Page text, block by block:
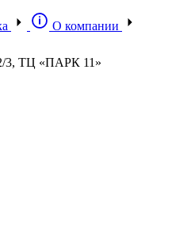
О компании
3, ТЦ «ПАРК 11»